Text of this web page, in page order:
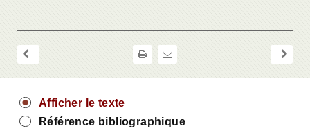
Afficher le texte
Référence bibliographique